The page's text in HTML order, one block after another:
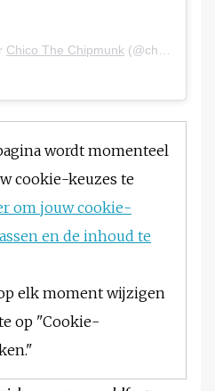
Chico The Chipmunk (@chicothechipmunk) op
wordt momenteel
cookie-keuzes te
om jouw cookie-
en de inhoud te
elk moment wijzigen
op "Cookie-